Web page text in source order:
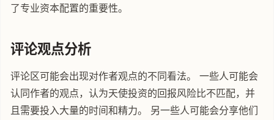
了专业资本配置的重要性。
评论观点分析
评论区可能会出现对作者观点的不同看法。 一些人可能会
认同作者的观点，认为天使投资的回报风险比不匹配，并
且需要投入大量的时间和精力。 另一些人可能会分享他们